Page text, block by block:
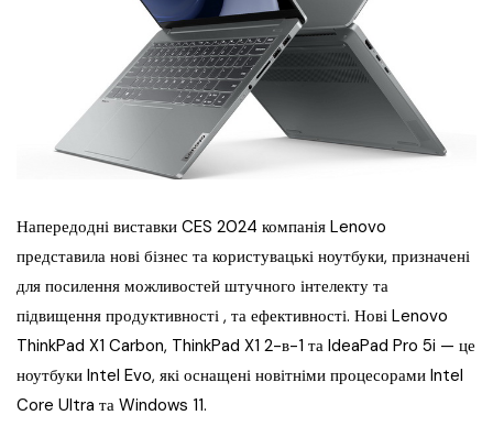
Напередодні виставки CES 2024 компанія Lenovo
представила нові бізнес та користувацькі ноутбуки, призначені
для посилення можливостей штучного інтелекту та
підвищення продуктивності , та ефективності. Нові Lenovo
ThinkPad X1 Carbon, ThinkPad X1 2-в-1 та IdeaPad Pro 5i — це
ноутбуки Intel Evo, які оснащені новітніми процесорами Intel
Core Ultra та Windows 11.